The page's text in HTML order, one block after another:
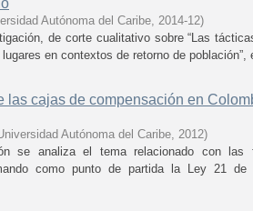
Autónoma del Caribe, 2014-12)
de corte cualitativo sobre “Las
en contextos de retorno de población”,
las cajas de compensación en
Autónoma del Caribe, 2012)
se analiza el tema relacionado con las
como punto de partida la Ley 21